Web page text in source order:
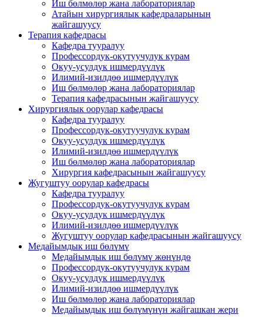
Иш бөлмөлөр жана лабораториялар
Атайын хирургиялык кафедраларынын
жайгашуусу
Терапия кафедрасы
Кафедра тууралуу
Профессордук-окутуучулук курам
Окуу-усулдук ишмердүүлүк
Илимий-изилдөө ишмердүүлүк
Иш бөлмөлөр жана лабораториялар
Терапия кафедрасынын жайгашуусу
Хирургиялык оорулар кафедрасы
Кафедра тууралуу
Профессордук-окутуучулук курам
Окуу-усулдук ишмердүүлүк
Илимий-изилдөө ишмердүүлүк
Иш бөлмөлөр жана лабораториялар
Хирургия кафедрасынын жайгашуусу
Жугуштуу оорулар кафедрасы
Кафедра тууралуу
Профессордук-окутуучулук курам
Окуу-усулдук ишмердүүлүк
Илимий-изилдөө ишмердүүлүк
Жугуштуу оорулар кафедрасынын жайгашуусу
Медайымдык иш бөлүмү
Медайымдык иш бөлүмү жөнүндө
Профессордук-окутуучулук курам
Окуу-усулдук ишмердүүлүк
Илимий-изилдөө ишмердүүлүк
Иш бөлмөлөр жана лабораториялар
Медайымдык иш бөлүмүнүн жайгашкан жери